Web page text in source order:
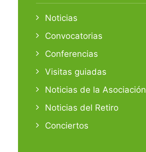
Noticias
Convocatorias
Conferencias
Visitas guiadas
Noticias de la Asociación
Noticias del Retiro
Conciertos